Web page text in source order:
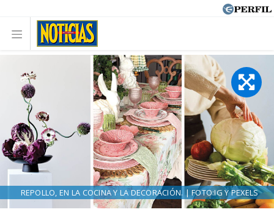
REPOLLO, EN LA COCINA Y LA DECORACIÓN. | FOTO:IG Y PEXELS